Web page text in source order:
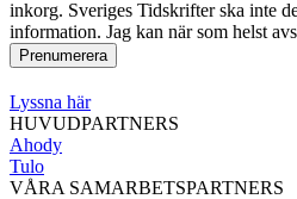
inkorg. Sveriges Tidskrifter ska inte
information. Jag kan när som helst
Lyssna här
HUVUDPARTNERS
Ahody
Tulo
VÅRA SAMARBETSPARTNERS